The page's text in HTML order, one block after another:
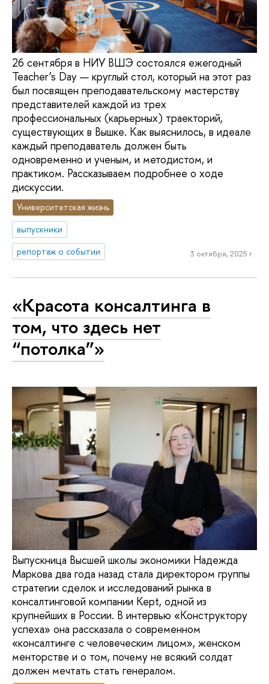
26 сентября в НИУ ВШЭ состоялся ежегодный
Teacher’s Day — круглый стол, который на этот раз
был посвящен преподавательскому мастерству
представителей каждой из трех
профессиональных (карьерных) траекторий,
существующих в Вышке. Как выяснилось, в идеале
каждый преподаватель должен быть
одновременно и ученым, и методистом, и
практиком. Рассказываем подробнее о ходе
дискуссии.
Университетская жизнь
выпускники
репортаж о событии
3 октября, 2025 г.
«Красота консалтинга в
том, что здесь нет
“потолка”»
Выпускница Высшей школы экономики Надежда
Маркова два года назад стала директором группы
стратегии сделок и исследований рынка в
консалтинговой компании Kept, одной из
крупнейших в России. В интервью «Конструктору
успеха» она рассказала о современном
«консалтинге с человеческим лицом», женском
менторстве и о том, почему не всякий солдат
должен мечтать стать генералом.